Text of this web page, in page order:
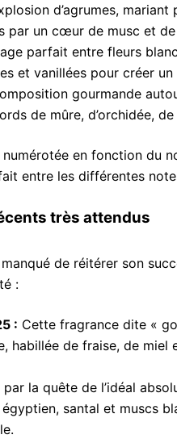
d’agrumes,
par un cœur de musc et
parfait entre fleurs
et vanillées pour créer
gourmande
de mûre, d’orchidée,
en fonction du
entre les différentes
très attendus
manqué de réitérer son
:
: Cette fragrance dite «
habillée de fraise, de miel
par la quête de l’idéal
santal et muscs